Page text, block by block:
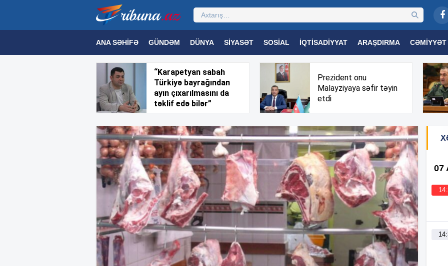
ANA SƏHIFƏ GÜNDƏM DÜNYA SIYASƏT SOSIAL İQTISADIYYAT ARAŞDIRMA CƏMIYYƏT
MƏDƏNIYYƏT MAQAZIN TEXNOLOGIYA TƏHSIL TRIBUNA TV
“Karapetyan sabah
Türkiyə bayrağından
ayın çıxarılmasını da
təklif edə bilər”
Prezident onu
Malayziyaya səfir təyin
etdi
07